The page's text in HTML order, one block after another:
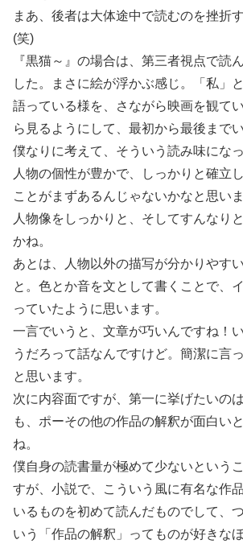
まあ、後者は大体途中で読むのを挫折
(笑)
『黒猫～』の場合は、第三者視点で読
した。まさに絵が浮かぶ感じ。「私」
語っている様を、さながら映画を観て
ら見るようにして、最初から最後まで
僕なりに考えて、そういう読み味にな
人物の個性が豊かで、しっかりと確立
ことがまずあるんじゃないかなと思い
人物像をしっかりと、そしてすんなり
かね。
あとは、人物以外の描写が分かりやす
と。色とか音を文として書くことで、
っていたように思います。
一言でいうと、文章が巧いんですね！
うだろって話なんですけど。簡潔に言
と思います。
次に内容面ですが、第一に挙げたいの
も、ポーその他の作品の解釈が面白い
ね。
僕自身の読書量が極めて少ないという
すが、小説で、こういう風に有名な作
いるものを初めて読んだものでして、
いう「作品の解釈」ってものが好きな